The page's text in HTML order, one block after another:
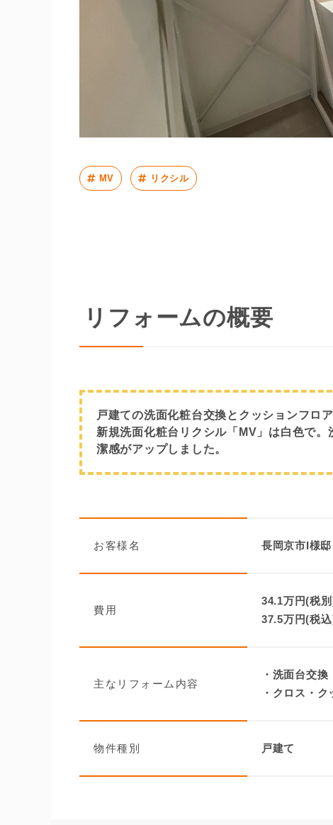
MV リクシル
リフォームの概要
戸建ての洗面化粧台交換とクッションフロ
新規洗面化粧台リクシル「MV」は白色で
潔感がアップしました。
お客様名 長岡京市I様邸
費用
34.1万円(税
37.5万円(税
主なリフォーム内容
・洗面台交
・クロス・
物件種別 戸建て